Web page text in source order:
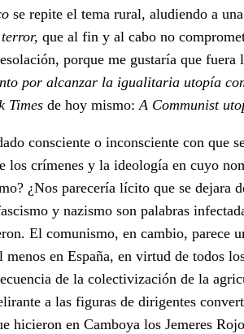
se repite el tema rural, aludiendo a una
que al fin y al cabo no
porque me gustaría que
por alcanzar la igualitaria utopía
Times de hoy mismo: A Communist
consciente o inconsciente con que
los crímenes y la ideología en cuyo
¿Nos parecería lícito que se dejara
y nazismo son palabras
El comunismo, en cambio, parece
en España, en virtud de todos
de la colectivización de la
a las figuras de dirigentes
hicieron en Camboya los Jemeres